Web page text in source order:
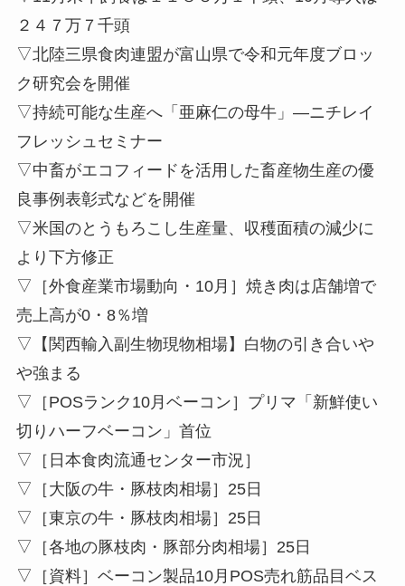
２４７万７千頭
▽北陸三県食肉連盟が富山県で令和元年度ブロッ
ク研究会を開催
▽持続可能な生産へ「亜麻仁の母牛」—ニチレイ
フレッシュセミナー
▽中畜がエコフィードを活用した畜産物生産の優
良事例表彰式などを開催
▽米国のとうもろこし生産量、収穫面積の減少に
より下方修正
▽［外食産業市場動向・10月］焼き肉は店舗増で
売上高が0・8％増
▽【関西輸入副生物現物相場】白物の引き合いや
や強まる
▽［POSランク10月ベーコン］プリマ「新鮮使い
切りハーフベーコン」首位
▽［日本食肉流通センター市況］
▽［大阪の牛・豚枝肉相場］25日
▽［東京の牛・豚枝肉相場］25日
▽［各地の豚枝肉・豚部分肉相場］25日
▽［資料］ベーコン製品10月POS売れ筋品目ベス